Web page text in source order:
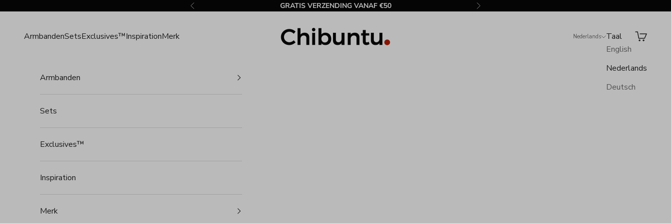
Vorige GRATIS VERZENDING VANAF €50 Volgende
Chibuntu®
ArmbandenSetsExclusives™InspirationMerk Nederlands
Taal
English
Nederlands
Deutsch
Zoeken
Armbanden
Sets
Exclusives™
Inspiration
Merk